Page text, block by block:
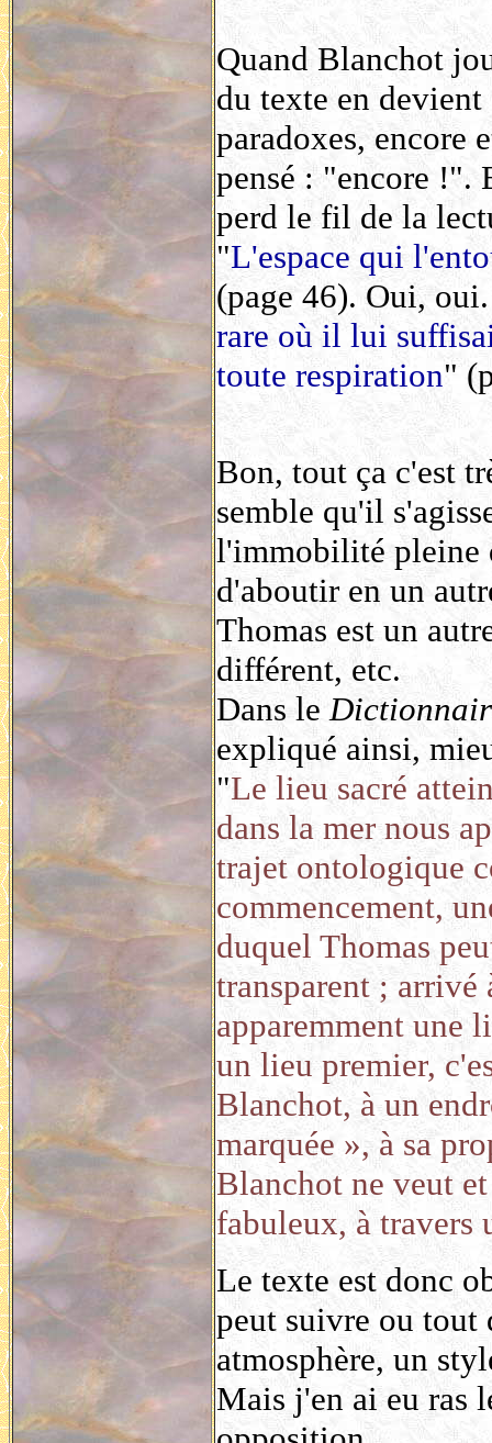
Quand Blanchot
du texte en devient
paradoxes, encore
pensé : "encore !".
perd le fil de la
"L'espace qui
(page 46). Oui,
rare où il lui
toute respiration"
Bon, tout ça c'est
semble qu'il
l'immobilité pleine
d'aboutir en un
Thomas est un
différent, etc.
Dans le
expliqué ainsi,
"Le lieu sacré
dans la mer nous
trajet ontologique
commencement,
duquel Thomas
transparent ; arrivé
apparemment une
un lieu premier,
Blanchot, à un
marquée », à sa
Blanchot ne veut
fabuleux, à travers
Le texte est donc
peut suivre ou tout
atmosphère, un
Mais j'en ai eu ras